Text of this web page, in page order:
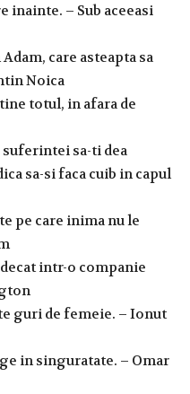
inainte. – Sub aceeasi
care asteapta sa
Noica
totul, in afara de
sa-ti dea
sa-si faca cuib in capul
pe care inima nu le
intr-o companie
guri de femeie. – Ionut
in singuratate. – Omar